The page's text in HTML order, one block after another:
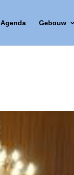
Agenda Gebouw